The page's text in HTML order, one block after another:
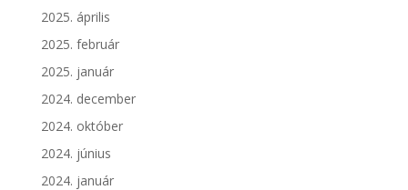
2025. április
2025. február
2025. január
2024. december
2024. október
2024. június
2024. január